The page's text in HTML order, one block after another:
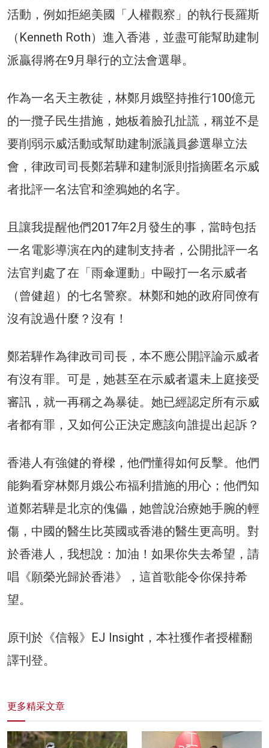
活動，例如拒絕美國「人權觀察」的執行長羅斯
（Kenneth Roth）進入香港，並盡可能幫助建制
派贏得將在9月舉行的立法會選舉。
作為一名天主教徒，林鄭月娥堅持推行100億元
的一攬子民生措施，她板着臉孔扯謊，稱並不是
要削弱示威活動或幫助建制派議員參選舉立法
會，律政司司長鄭若驊和建制派則指摘匿名示威
者批評一名法官和塗鴉她的名字。
且讓我提醒他們2017年2月發生的事，當時包括
一名電影導演在內的建制支持者，公開批評一名
法官判處了在「雨傘運動」中毆打一名示威者
（曾健超）的七名警察。林鄭和她的政府同僚有
沒有說過什麼？沒有！
鄭若驊作為律政司司長，本不應公開評論示威者
有沒有罪。可是，她甚至在示威者還未上庭接受
審訊，就一再稱之為暴徒。她已經認定所有示威
者都有罪，又如何公正決定應該向誰提出起訴？
香港人有強健的脊樑，他們懂得如何反擊。他們
能夠看穿林鄭月娥公布福利措施的用心；他們知
道鄭若驊是北京的傀儡，她曾說治療她手腕的輕
傷，中國的醫生比英國或香港的醫生更高明。對
於香港人，我想說：加油！如果你失去希望，請
唱《願榮光歸於香港》，這首歌能令你保持希
望。
原刊於《信報》EJ Insight，本社獲作者授權翻
譯刊登。
更多精采文章